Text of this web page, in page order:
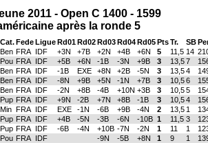
2011 - Open C 1400 - 1599
après la ronde 5
Cat. Fede Ligue Rd01 Rd02 Rd03 Rd04 Rd05 Pts Tr. SB
Ben FRA IDF +3N +7B +2N +4B +6N 5 11,5 14
Pou FRA IDF +5B +6N -1B -3N +9B 3 13,5 7
Ben FRA IDF -1B EXE +8N +2B -5N 3 13,5 4
Ben FRA IDF -8N +9B +5N -1N +7B 3 10,5 6
Ben FRA IDF -2N +8B -4B +10N +3B 3 10,5 5
Pup FRA IDF +9N -2B +7N +8B -1B 3 10,5 4
Min FRA IDF EXE -1N -6B +9B -4N 2 13,5 1
Pup FRA IDF +4B -5N -3B -6N -10B 1 11,5 3
Pup FRA IDF -6B -4N +10B -7N -2N 1 11 1
Pou FRA IDF -9N -5B +8N 1 9 1